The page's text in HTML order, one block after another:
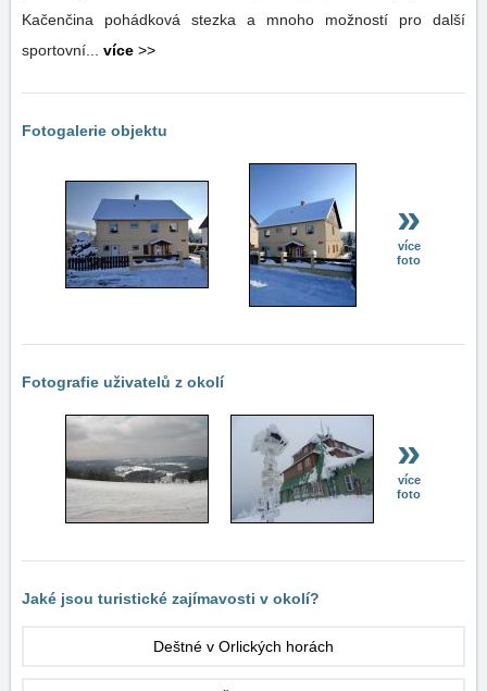
Kačenčina pohádková stezka a mnoho možností pro další
sportovní... více >>
Fotogalerie objektu
»
více
foto
Fotografie uživatelů z okolí
»
více
foto
Jaké jsou turistické zajímavosti v okolí?
Deštné v Orlických horách